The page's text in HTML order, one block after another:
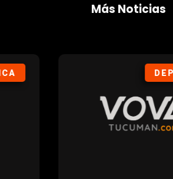
Más Noticias